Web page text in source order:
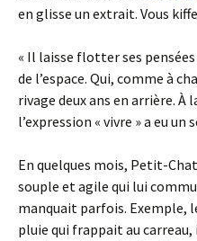
en glisse un extrait. Vous
« Il laisse flotter ses
de l’espace. Qui, comme à
rivage deux ans en arrière. À
l’expression « vivre » a eu un
En quelques mois, Petit-
souple et agile qui lui
manquait parfois. Exemple,
pluie qui frappait au